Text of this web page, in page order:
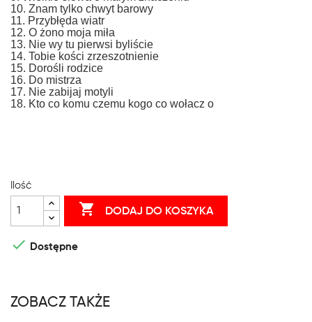
10. Znam tylko chwyt barowy
11. Przybłęda wiatr
12. O żono moja miła
13. Nie wy tu pierwsi byliście
14. Tobie kości zrzeszotnienie
15. Dorośli rodzice
16. Do mistrza
17. Nie zabijaj motyli
18. Kto co komu czemu kogo co wołacz o
Ilość
 DODAJ DO KOSZYKA
 Dostępne
ZOBACZ TAKŻE